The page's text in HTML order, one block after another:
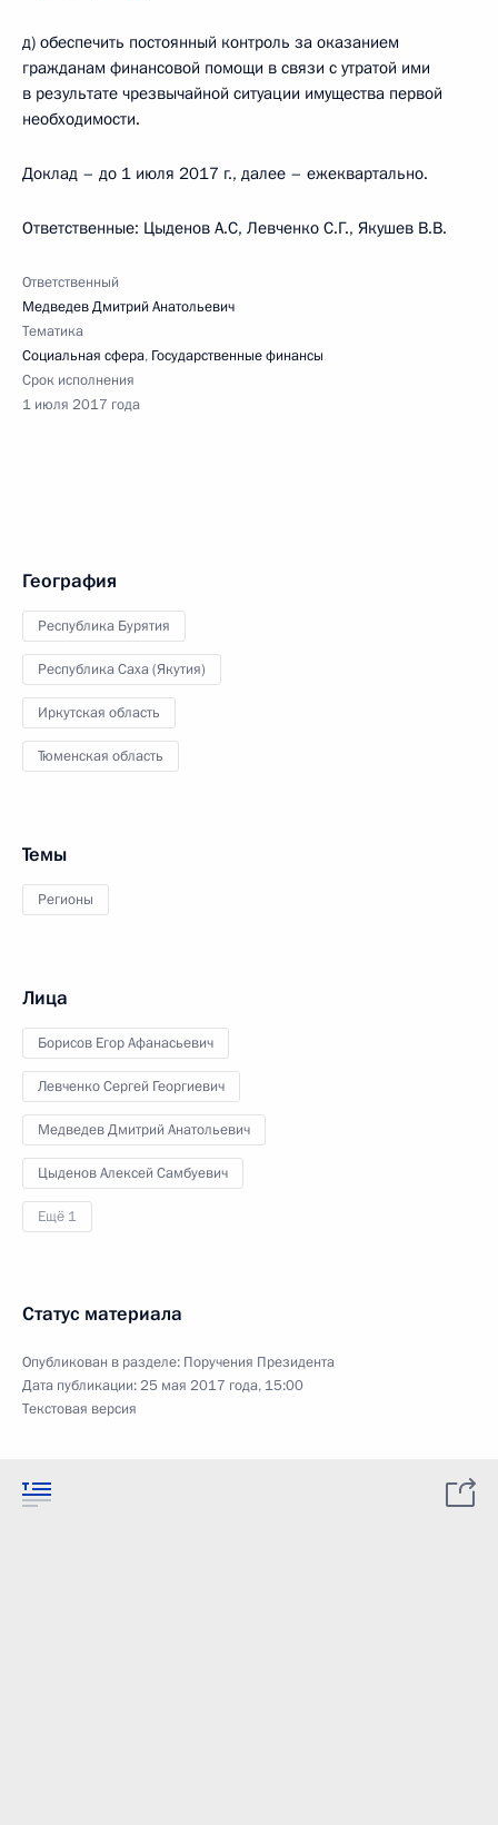
д) обеспечить постоянный контроль за оказанием
гражданам финансовой помощи в связи с утратой ими
в результате чрезвычайной ситуации имущества первой
необходимости.
Доклад – до 1 июля 2017 г., далее – ежеквартально.
Ответственные: Цыденов А.С, Левченко С.Г., Якушев В.В.
Ответственный
Медведев Дмитрий Анатольевич
Тематика
Социальная сфера, Государственные финансы
Срок исполнения
1 июля 2017 года
География
Республика Бурятия
Республика Саха (Якутия)
Иркутская область
Тюменская область
Темы
Регионы
Лица
Борисов Егор Афанасьевич
Левченко Сергей Георгиевич
Медведев Дмитрий Анатольевич
Цыденов Алексей Самбуевич
Ещё 1
Статус материала
Опубликован в разделе: Поручения Президента
Дата публикации:25 мая 2017 года, 15:00
Текстовая версия